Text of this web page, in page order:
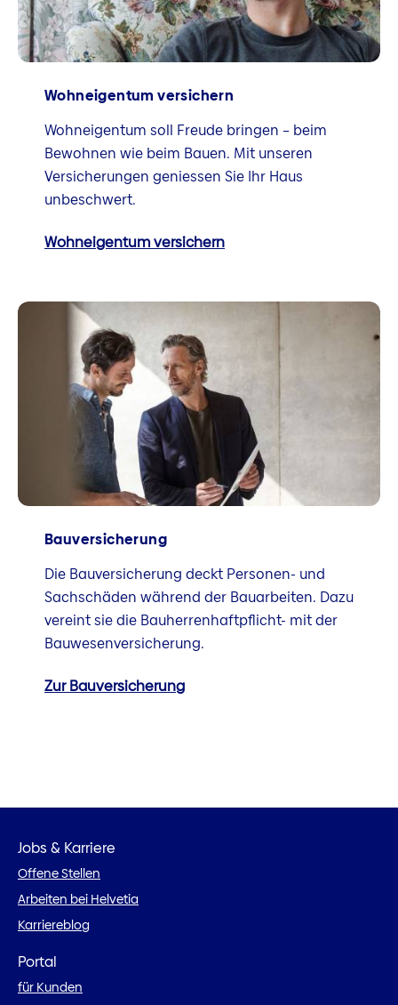
Wohneigentum versichern
Wohneigentum soll Freude bringen – beim
Bewohnen wie beim Bauen. Mit unseren
Versicherungen geniessen Sie Ihr Haus
unbeschwert.
Wohneigentum versichern
Bauversicherung
Die Bauversicherung deckt Personen- und
Sachschäden während der Bauarbeiten. Dazu
vereint sie die Bauherrenhaftpflicht- mit der
Bauwesenversicherung.
Zur Bauversicherung
Jobs & Karriere
Offene Stellen
Arbeiten bei Helvetia
Karriereblog
Portal
für Kunden